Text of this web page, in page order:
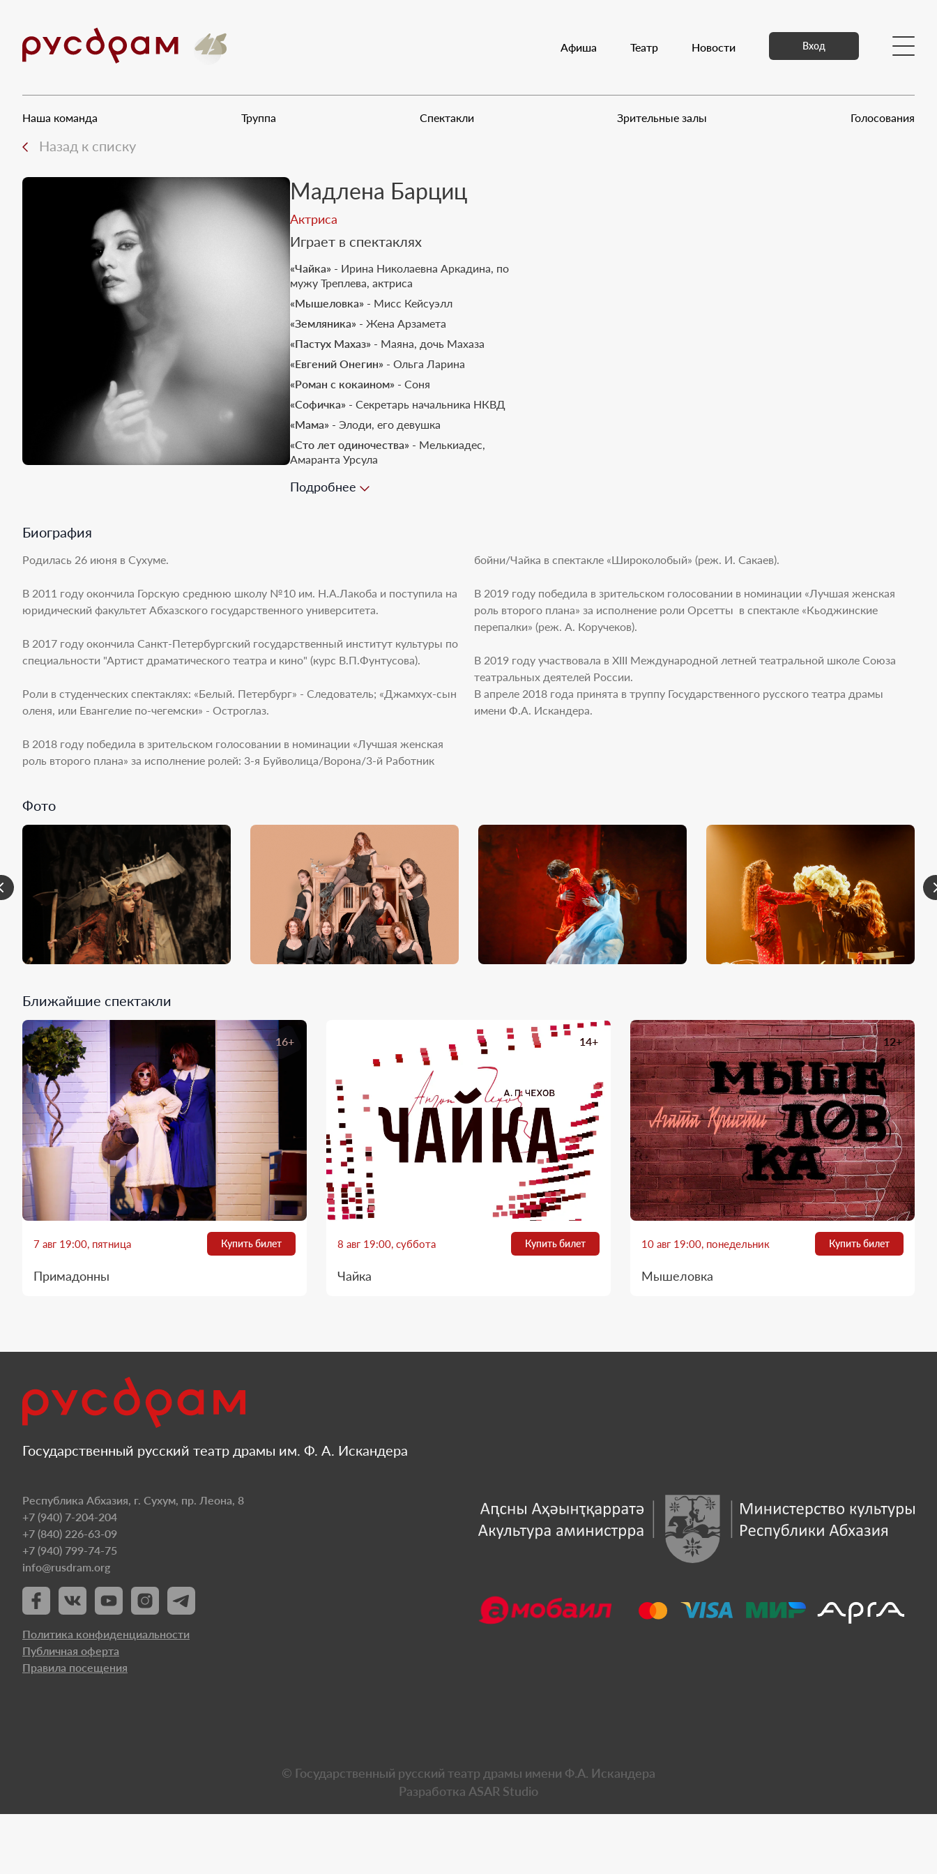
Афиша Театр Новости
Документы Медиа Контакты Вход
Наша команда Труппа Спектакли Зрительные залы Голосования
Назад к списку
Мадлена Барциц
Актриса
Играет в спектаклях
«Чайка» - Ирина Николаевна Аркадина, по
мужу Треплева, актриса
«Мышеловка» - Мисс Кейсуэлл
«Земляника» - Жена Арзамета
«Пастух Махаз» - Маяна, дочь Махаза
«Евгений Онегин» - Ольга Ларина
«Роман с кокаином» - Соня
«Софичка» - Секретарь начальника НКВД
«Мама» - Элоди, его девушка
«Сто лет одиночества» - Мелькиадес,
Амаранта Урсула
«Примадонны»
«Кровавая свадьба»- Невеста
«Радость вопреки всему»
- В спектакле
Подробнее
Биография
Родилась 26 июня в Сухуме.
В 2011 году окончила Горскую среднюю школу №10 им. Н.А.Лакоба и поступила на
юридический факультет Абхазского государственного университета.
В 2017 году окончила Санкт-Петербургский государственный институт культуры по
специальности "Артист драматического театра и кино" (курс В.П.Фунтусова).
Роли в студенческих спектаклях: «Белый. Петербург» - Следователь; «Джамхух-сын
оленя, или Евангелие по-чегемски» - Остроглаз.
В 2018 году победила в зрительском голосовании в номинации «Лучшая женская
роль второго плана» за исполнение ролей: 3-я Буйволица/Ворона/3-й Работник
бойни/Чайка в спектакле «Широколобый» (реж. И. Сакаев).
В 2019 году победила в зрительском голосовании в номинации «Лучшая женская
роль второго плана» за исполнение роли Орсетты в спектакле «Кьоджинские
перепалки» (реж. А. Коручеков).
В 2019 году участвовала в XIII Международной летней театральной школе Союза
театральных деятелей России.
В апреле 2018 года принята в труппу Государственного русского театра драмы
имени Ф.А. Искандера.
Фото
Ближайшие спектакли
16+
7 авг 19:00, пятница Купить билет
Примадонны
14+
8 авг 19:00, суббота Купить билет
Чайка
12+
10 авг 19:00, понедельник Купить билет
Мышеловка
Государственный русский театр драмы им. Ф. А. Искандера
Республика Абхазия, г. Сухум, пр. Леона, 8
+7 (940) 7-204-204
+7 (840) 226-63-09
+7 (940) 799-74-75
info@rusdram.org
Политика конфиденциальности
Публичная оферта
Правила посещения
© Государственный русский театр драмы имени Ф.А. Искандера
Разработка ASAR Studio